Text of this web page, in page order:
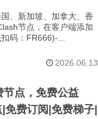
、新加坡、加拿大、香
节点，在客户端添加
码：FR666)-...
2026.06.13
节点，免费公益
费订阅|免费梯子|